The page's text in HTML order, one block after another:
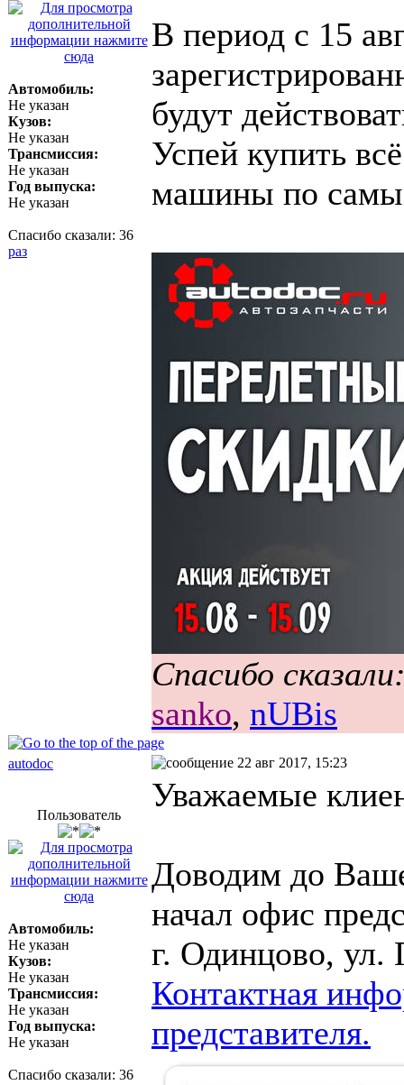
Автомобиль:
Не указан
Кузов:
Не указан
Трансмиссия:
Не указан
Год выпуска:
Не указан
Спасибо сказали: 36
раз
В период с 15
будут
Успей купить
машины по
Спасибо
sanko, nUBis
autodoc 22 авг 2017, 15:23
Пользователь
Автомобиль:
Не указан
Кузов:
Не указан
Трансмиссия:
Не указан
Год выпуска:
Не указан
Спасибо сказали: 36
Уважаемые
Доводим до
начал офис
г. Одинцово, ул.
Контактная
представителя.